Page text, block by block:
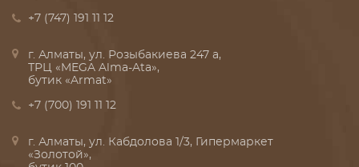
+7 (747) 191 11 12
г. Алматы, ул. Розыбакиева 247 а,
ТРЦ «MEGA Alma-Ata»,
бутик «Armat»
+7 (700) 191 11 12
г. Алматы, ул. Кабдолова 1/3, Гипермаркет
«Золотой»,